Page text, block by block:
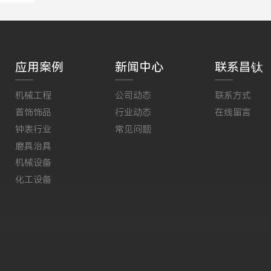
应用案例
机械工程
首饰饰品
钟表行业
磨具治具
机械设备
化工设备
新闻中心
公司动态
行业动态
常见问题
联系昌钛
联系方式
在线留言